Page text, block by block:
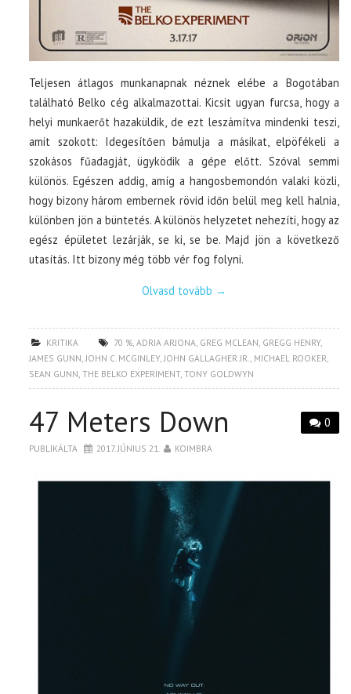
Teljesen átlagos munkanapnak néznek elébe a Bogotában
található Belko cég alkalmazottai. Kicsit ugyan furcsa, hogy a
helyi munkaerőt hazaküldik, de ezt leszámítva mindenki teszi,
amit szokott: Idegesítően bámulja a másikat, elpöfékeli a
szokásos fűadagját, ügyködik a gépe előtt. Szóval semmi
különös. Egészen addig, amíg a hangosbemondón valaki közli,
hogy bizony három embernek rövid időn belül meg kell halnia,
különben jön a büntetés. A különös helyzetet nehezíti, hogy az
egész épületet lezárják, se ki, se be. Majd jön a következő
utasítás. Itt bizony még több vér fog folyni.
Olvasd tovább →
KRITIKA 70 %,ADRIA ARJONA, GREG MCLEAN, GREGG HENRY,
JAMES GUNN,JOHN C. MCGINLEY,JOHN GALLAGHER JR., MICHAEL ROOKER,
SEAN GUNN,THE BELKO EXPERIMENT,TONY GOLDWYN
0
47 Meters Down
PUBLIKÁLTA 2017. JÚNIUS 21. KOIMBRA